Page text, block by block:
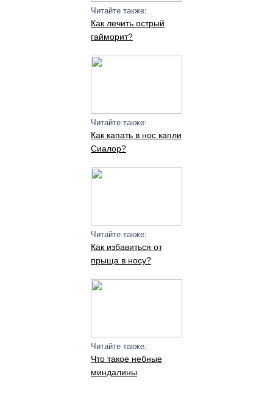
Читайте также:
Как лечить острый
гайморит?
Читайте также:
Как капать в нос капли
Сиалор?
Читайте также:
Как избавиться от
прыща в носу?
Читайте также:
Что такое небные
миндалины